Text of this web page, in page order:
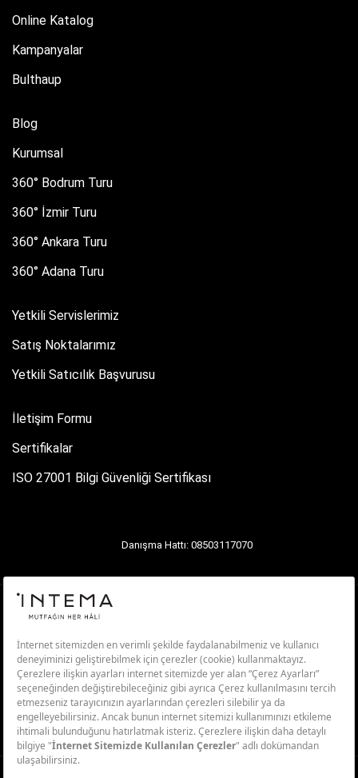
Online Katalog
Kampanyalar
Bulthaup
Blog
Kurumsal
360° Bodrum Turu
360° İzmir Turu
360° Ankara Turu
360° Adana Turu
Yetkili Servislerimiz
Satış Noktalarımız
Yetkili Satıcılık Başvurusu
İletişim Formu
Sertifikalar
ISO 27001 Bilgi Güvenliği Sertifikası
Danışma Hattı: 08503117070
Aydınlatma Metni
Üyelik ve Kullanım Koşulları
Bilgi Güvenliği Politikası
Saklama ve İmha Politikası